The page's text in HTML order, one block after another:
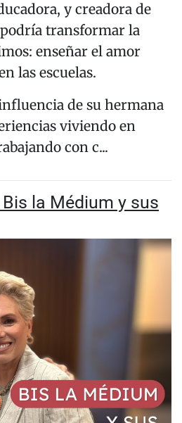
y creadora de
transformar la
enseñar el amor
las escuelas.
de su hermana
viviendo en
con c...
la Médium y sus